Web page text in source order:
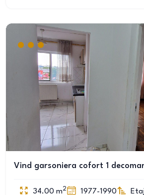
Vind garsoniera cofort 1
34.00 m2 1977-1990